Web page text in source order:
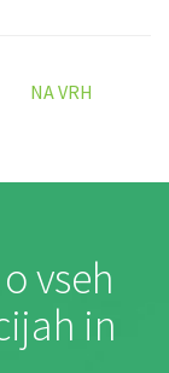
NA VRH
o vseh
in